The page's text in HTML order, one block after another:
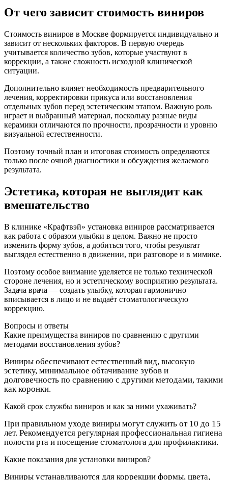
От чего зависит стоимость виниров
Стоимость виниров в Москве формируется индивидуально и
зависит от нескольких факторов. В первую очередь
учитывается количество зубов, которые участвуют в
коррекции, а также сложность исходной клинической
ситуации.
Дополнительно влияет необходимость предварительного
лечения, корректировки прикуса или восстановления
отдельных зубов перед эстетическим этапом. Важную роль
играет и выбранный материал, поскольку разные виды
керамики отличаются по прочности, прозрачности и уровню
визуальной естественности.
Поэтому точный план и итоговая стоимость определяются
только после очной диагностики и обсуждения желаемого
результата.
Эстетика, которая не выглядит как
вмешательство
В клинике «Крафтвэй» установка виниров рассматривается
как работа с образом улыбки в целом. Важно не просто
изменить форму зубов, а добиться того, чтобы результат
выглядел естественно в движении, при разговоре и в мимике.
Поэтому особое внимание уделяется не только технической
стороне лечения, но и эстетическому восприятию результата.
Задача врача — создать улыбку, которая гармонично
вписывается в лицо и не выдаёт стоматологическую
коррекцию.
Вопросы и ответы
Какие преимущества виниров по сравнению с другими
методами восстановления зубов?
Виниры обеспечивают естественный вид, высокую
эстетику, минимальное обтачивание зубов и
долговечность по сравнению с другими методами, такими
как коронки.
Какой срок службы виниров и как за ними ухаживать?
При правильном уходе виниры могут служить от 10 до 15
лет. Рекомендуется регулярная профессиональная гигиена
полости рта и посещение стоматолога для профилактики.
Какие показания для установки виниров?
Виниры устанавливаются для коррекции формы, цвета,